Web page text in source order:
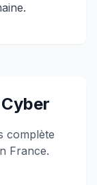
complète
France.